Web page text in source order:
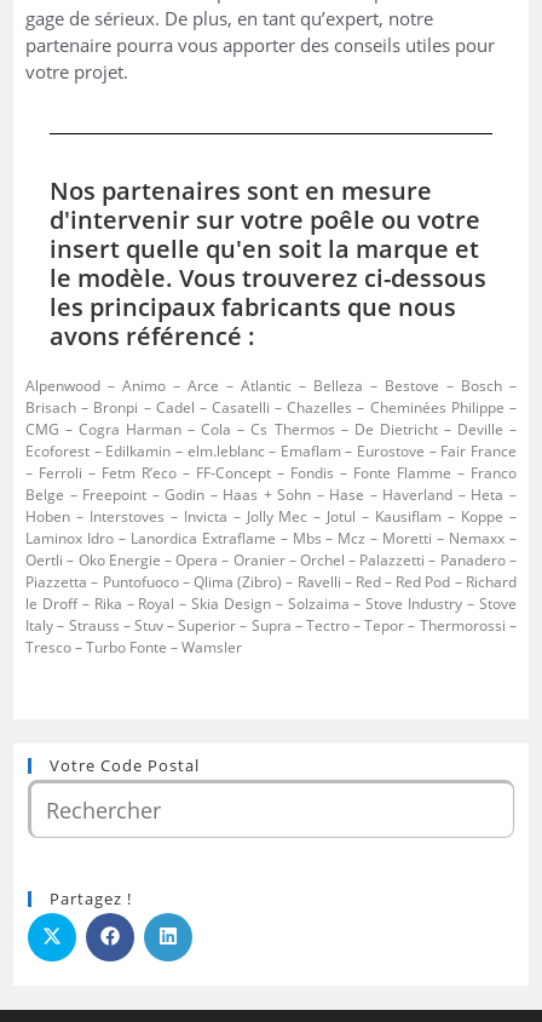
gage de sérieux. De plus, en tant qu’expert, notre
partenaire pourra vous apporter des conseils utiles pour
votre projet.
Nos partenaires sont en mesure
d'intervenir sur votre poêle ou votre
insert quelle qu'en soit la marque et
le modèle. Vous trouverez ci-dessous
les principaux fabricants que nous
avons référencé :
Alpenwood – Animo – Arce – Atlantic – Belleza – Bestove – Bosch –
Brisach – Bronpi – Cadel – Casatelli – Chazelles – Cheminées Philippe –
CMG – Cogra Harman – Cola – Cs Thermos – De Dietricht – Deville –
Ecoforest – Edilkamin – elm.leblanc – Emaflam – Eurostove – Fair France
– Ferroli – Fetm R’eco – FF-Concept – Fondis – Fonte Flamme – Franco
Belge – Freepoint – Godin – Haas + Sohn – Hase – Haverland – Heta –
Hoben – Interstoves – Invicta – Jolly Mec – Jotul – Kausiflam – Koppe –
Laminox Idro – Lanordica Extraflame – Mbs – Mcz – Moretti – Nemaxx –
Oertli – Oko Energie – Opera – Oranier – Orchel – Palazzetti – Panadero –
Piazzetta – Puntofuoco – Qlima (Zibro) – Ravelli – Red – Red Pod – Richard
le Droff – Rika – Royal – Skia Design – Solzaima – Stove Industry – Stove
Italy – Strauss – Stuv – Superior – Supra – Tectro – Tepor – Thermorossi –
Tresco – Turbo Fonte – Wamsler
Votre Code Postal
Partagez !